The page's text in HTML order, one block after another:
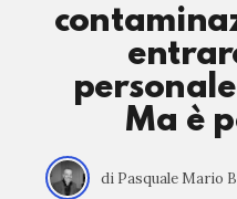
Ma è
di Pasquale Mario